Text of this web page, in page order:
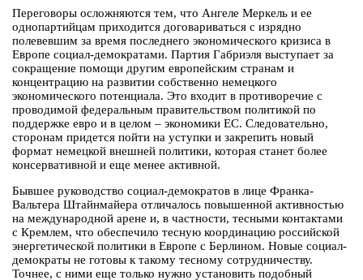
Переговоры осложняются тем, что Ангеле Меркель и ее
однопартийцам приходится договариваться с изрядно
полевевшим за время последнего экономического кризиса в
Европе социал-демократами. Партия Габриэля выступает за
сокращение помощи другим европейским странам и
концентрацию на развитии собственно немецкого
экономического потенциала. Это входит в противоречие с
проводимой федеральным правительством политикой по
поддержке евро и в целом – экономики ЕС. Следовательно,
сторонам придется пойти на уступки и закрепить новый
формат немецкой внешней политики, которая станет более
консервативной и еще менее активной.
Бывшее руководство социал-демократов в лице Франка-
Вальтера Штайнмайера отличалось повышенной активностью
на международной арене и, в частности, тесными контактами
с Кремлем, что обеспечило тесную координацию российской
энергетической политики в Европе с Берлином. Новые социал-
демократы не готовы к такому тесному сотрудничеству.
Точнее, с ними еще только нужно установить подобный